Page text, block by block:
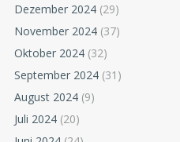
Dezember 2024 (29)
November 2024 (37)
Oktober 2024 (32)
September 2024 (31)
August 2024 (9)
Juli 2024 (20)